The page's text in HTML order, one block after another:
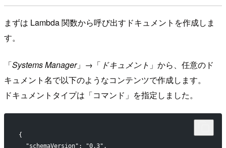
まずは Lambda 関数から呼び出すドキュメントを作成しま
す。
「Systems Manager」→「 ドキュメント 」から、任意のド
キュメント名で以下のようなコンテンツで作成します。
ドキュメントタイプは「コマンド」を指定しました。
{
  "schemaVersion": "0.3",